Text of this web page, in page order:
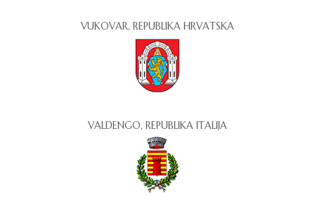
VUKOVAR, REPUBLIKA HRVATSKA
VALDENGO, REPUBLIKA ITALIJA